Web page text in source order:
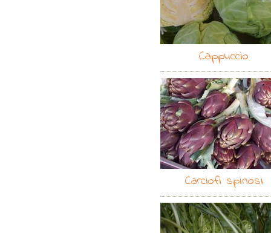
Cappuccio
Carciofi spinosi